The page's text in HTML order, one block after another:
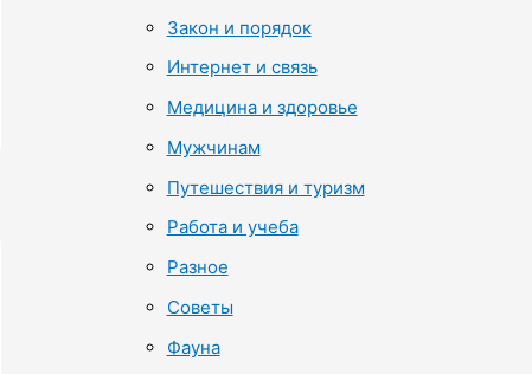
Закон и порядок
Интернет и связь
Медицина и здоровье
Мужчинам
Путешествия и туризм
Работа и учеба
Разное
Советы
Фауна